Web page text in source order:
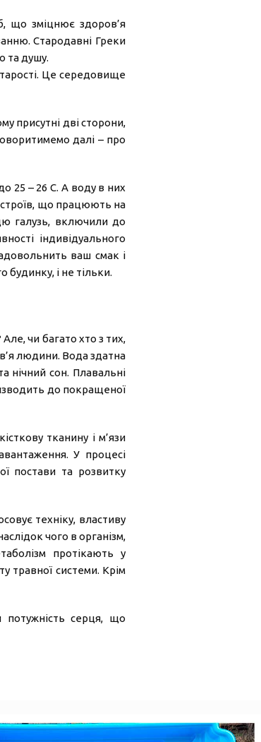
що зміцнює здоров’я
Стародавні Греки
та душу.
Це середовище
присутні дві сторони,
далі – про
25 – 26 С. А воду в них
що працюють на
галузь, включили до
індивідуального
ваш смак і
будинку, і не тільки.
чи багато хто з тих,
людини. Вода здатна
нічний сон. Плавальні
до покращеної
тканину і м’язи
У процесі
постави та розвитку
техніку, властиву
чого в організм,
протікають у
травної системи. Крім
потужність серця, що